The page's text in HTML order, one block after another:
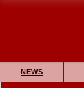
NEWS